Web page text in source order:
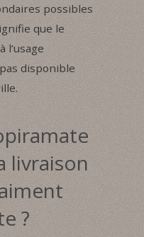
possibles
que le
l’usage
disponible
livraison
?